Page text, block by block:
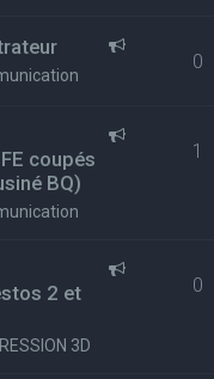
0
coupés
BQ)
1
2 et
3D
0